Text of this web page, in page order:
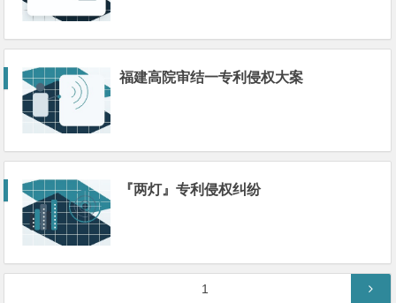
福建高院审结一专利侵权大案
『两灯』专利侵权纠纷
1